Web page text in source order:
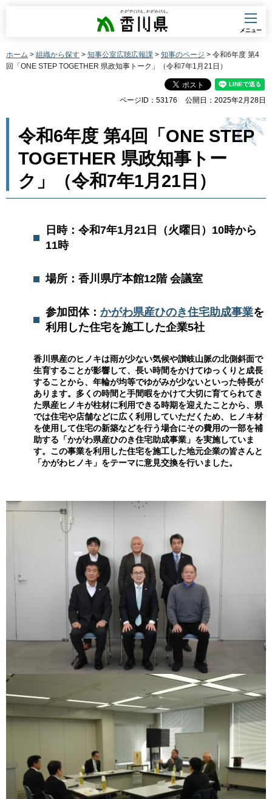
香川県
メニュー
ホーム > 組織から探す > 知事公室広聴広報課 > 知事のページ > 令和6年度 第4
回「ONE STEP TOGETHER 県政知事トーク」（令和7年1月21日）
ページID：53176 公開日：2025年2月28日
令和6年度 第4回「ONE STEP
TOGETHER 県政知事トー
ク」（令和7年1月21日）
日時：令和7年1月21日（火曜日）10時から
11時
場所：香川県庁本館12階 会議室
参加団体： かがわ県産ひのき住宅助成事業を
利用した住宅を施工した企業5社
香川県産のヒノキは雨が少ない気候や讃岐山脈の北側斜面で
生育することが影響して、長い時間をかけてゆっくりと成長
することから、年輪が均等でゆがみが少ないといった特長が
あります。多くの時間と手間暇をかけて大切に育てられてき
た県産ヒノキが柱材に利用できる時期を迎えたことから、県
では住宅や店舗などに広く利用していただくため、ヒノキ材
を使用して住宅の新築などを行う場合にその費用の一部を補
助する「かがわ県産ひのき住宅助成事業」を実施していま
す。この事業を利用した住宅を施工した地元企業の皆さんと
「かがわヒノキ」をテーマに意見交換を行いました。